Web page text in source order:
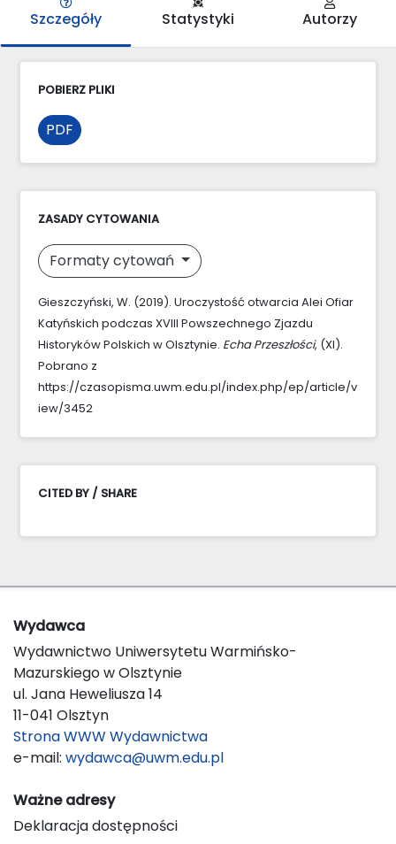
Szczegóły Statystyki Autorzy
POBIERZ PLIKI
PDF
ZASADY CYTOWANIA
Formaty cytowań
Gieszczyński, W. (2019). Uroczystość otwarcia Alei Ofiar
Katyńskich podczas XVIII Powszechnego Zjazdu
Historyków Polskich w Olsztynie. Echa Przeszłości, (XI).
Pobrano z
https://czasopisma.uwm.edu.pl/index.php/ep/article/v
iew/3452
CITED BY / SHARE
Wydawca
Wydawnictwo Uniwersytetu Warmińsko-
Mazurskiego w Olsztynie
ul. Jana Heweliusza 14
11-041 Olsztyn
Strona WWW Wydawnictwa
e-mail: wydawca@uwm.edu.pl
Ważne adresy
Deklaracja dostępności